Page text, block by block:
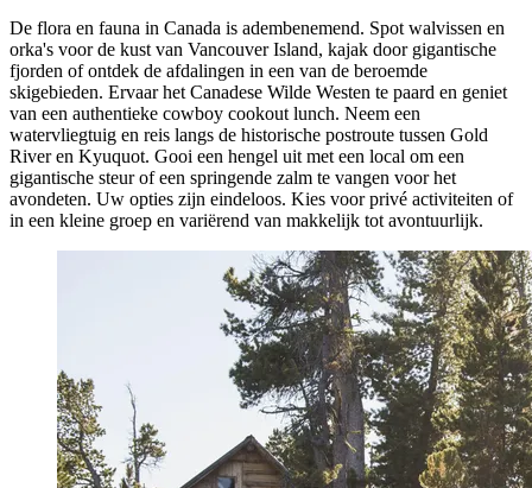
De flora en fauna in Canada is adembenemend. Spot walvissen en
orka's voor de kust van Vancouver Island, kajak door gigantische
fjorden of ontdek de afdalingen in een van de beroemde
skigebieden. Ervaar het Canadese Wilde Westen te paard en geniet
van een authentieke cowboy cookout lunch. Neem een
watervliegtuig en reis langs de historische postroute tussen Gold
River en Kyuquot. Gooi een hengel uit met een local om een ​​
gigantische steur of een springende zalm te vangen voor het
avondeten. Uw opties zijn eindeloos. Kies voor privé activiteiten of
in een kleine groep en variërend van makkelijk tot avontuurlijk.